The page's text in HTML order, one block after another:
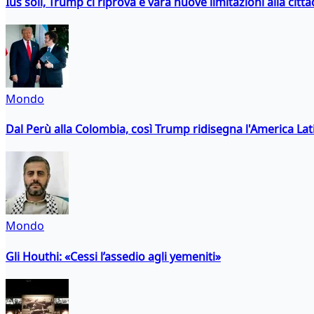
Mondo
Dal Perù alla Colombia, così Trump ridisegna l'America
Mondo
Gli Houthi: «Cessi l’assedio agli yemeniti»